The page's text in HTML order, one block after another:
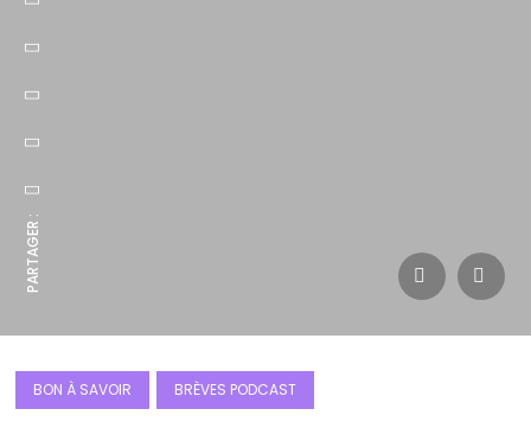
PARTAGER :
BON À SAVOIR BRÈVES PODCAST